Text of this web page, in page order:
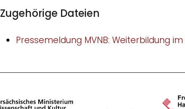
Zugehörige Dateien
Pressemeldung MVNB: Weiterbildung